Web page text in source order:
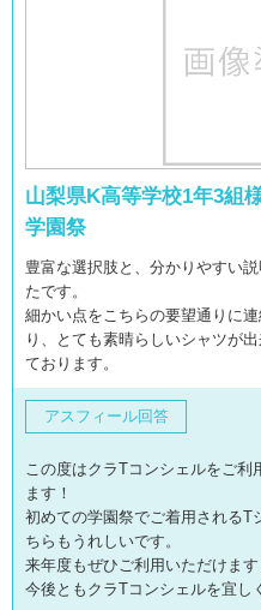
山梨県K高等学校1年3組
学園祭
豊富な選択肢と、分かりやすい
たです。
細かい点をこちらの要望通りに
り、とても素晴らしいシャツが
ております。
アスフィール回答
この度はクラTコンシェルをご
ます！
初めての学園祭でご着用されるT
ちらもうれしいです。
来年度もぜひご利用いただけます
今後ともクラTコンシェルを宜し